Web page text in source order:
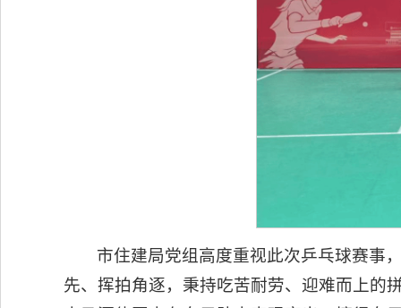
市住建局党组高度重视此次乒乓球赛事
先、挥拍角逐，秉持吃苦耐劳、迎难而上的